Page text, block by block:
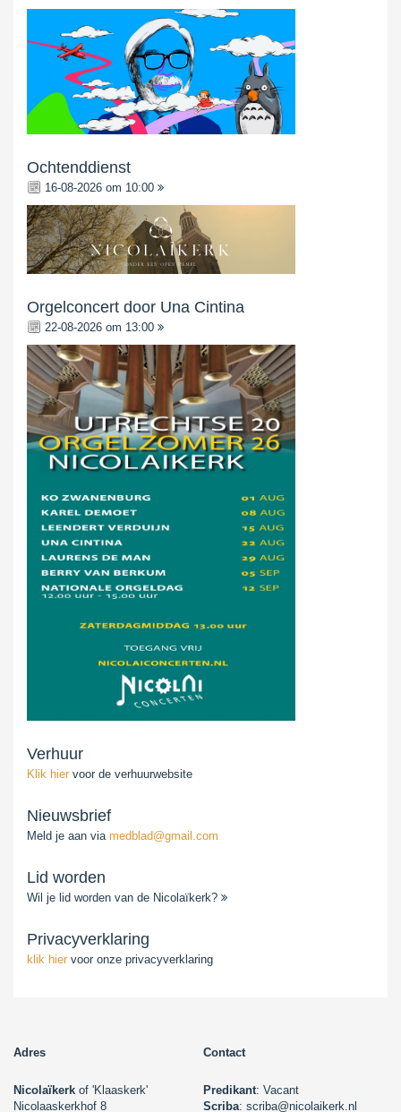
Ochtenddienst
16-08-2026 om 10:00
Orgelconcert door Una Cintina
22-08-2026 om 13:00
Verhuur
Klik hier voor de verhuurwebsite
Nieuwsbrief
Meld je aan via medblad@gmail.com
Lid worden
Wil je lid worden van de Nicolaïkerk?
Privacyverklaring
klik hier voor onze privacyverklaring
Adres Contact
Nicolaïkerk of 'Klaaskerk'
Nicolaaskerkhof 8
Predikant: Vacant
Scriba: scriba@nicolaikerk.nl